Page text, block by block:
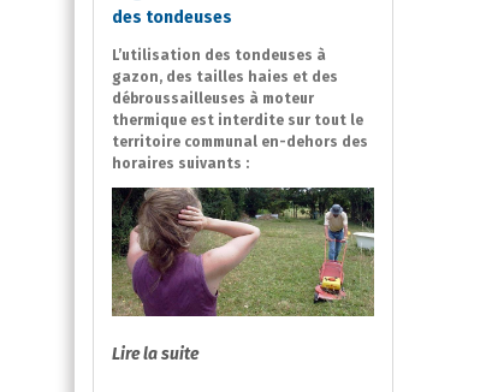
des tondeuses
L’utilisation des tondeuses à
gazon, des tailles haies et des
débroussailleuses à moteur
thermique est interdite sur tout le
territoire communal en-dehors des
horaires suivants :
Lire la suite